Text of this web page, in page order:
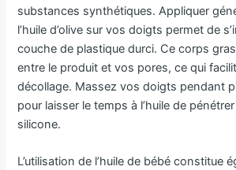
substances synthétiques. Appliquer
l’huile d’olive sur vos doigts permet de
couche de plastique durci. Ce corps
entre le produit et vos pores, ce qui
décollage. Massez vos doigts pendant
pour laisser le temps à l’huile de
silicone.
L’utilisation de l’huile de bébé constitue